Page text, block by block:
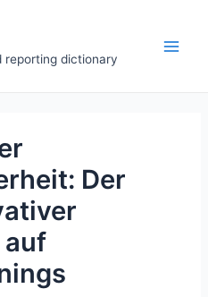
reporting dictionary
Der
auf